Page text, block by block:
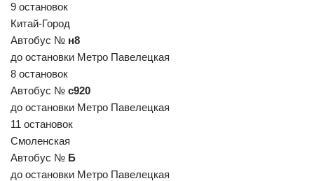
9 остановок
Китай-Город
Автобус № н8
до остановки Метро Павелецкая
8 остановок
Автобус № с920
до остановки Метро Павелецкая
11 остановок
Смоленская
Автобус № Б
до остановки Метро Павелецкая